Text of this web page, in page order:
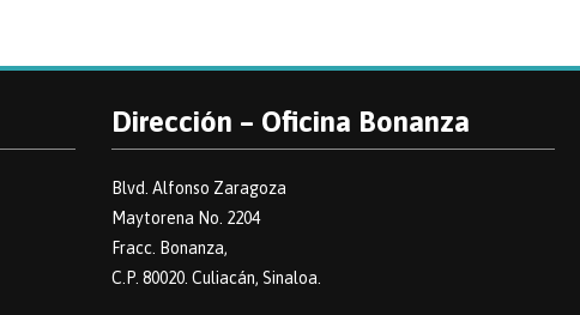
Dirección – Oficina Bonanza
Blvd. Alfonso Zaragoza
Maytorena No. 2204
Fracc. Bonanza,
C.P. 80020. Culiacán, Sinaloa.